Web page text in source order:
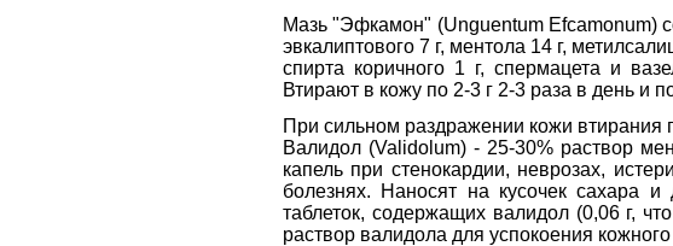
Мазь "Эфкамон" (Unguentum Efcamonum)
эвкалиптового 7 г, ментола 14 г,
спирта коричного 1 г, спермацета и
Втирают в кожу по 2-3 г 2-3 раза в день и
При сильном раздражении кожи втирания
Валидол (Validolum) - 25-30% раствор
капель при стенокардии, неврозах,
болезнях. Наносят на кусочек сахара
таблеток, содержащих валидол (0,06 г,
раствор валидола для успокоения кожного